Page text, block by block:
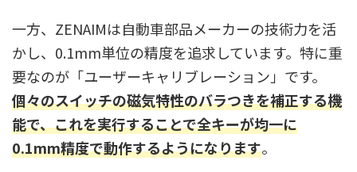
一方、ZENAIMは自動車部品メーカーの技術力を活
かし、0.1mm単位の精度を追求しています。特に重
要なのが「ユーザーキャリブレーション」です。
個々のスイッチの磁気特性のバラつきを補正する機
能で、これを実行することで全キーが均一に
0.1mm精度で動作するようになります。